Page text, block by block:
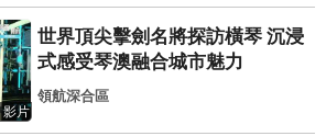
影片
世界頂尖擊劍名將探訪橫琴 沉浸
式感受琴澳融合城市魅力
領航深合區